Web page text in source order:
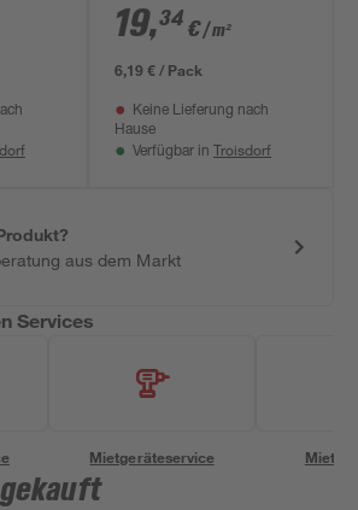
mm
weiß 1600 x 200 x 16
mm
19,34 €/ m²
6,19 € / Pack
Keine Lieferung nach
Hause
Verfügbar in Troisdorf
aus dem Markt
Services
Mietgeräteservice